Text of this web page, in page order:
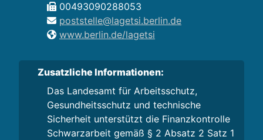
00493090288053
poststelle@lagetsi.berlin.de
www.berlin.de/lagetsi
Zusatzliche Informationen:
Das Landesamt für Arbeitsschutz,
Gesundheitsschutz und technische
Sicherheit unterstützt die Finanzkontrolle
Schwarzarbeit gemäß § 2 Absatz 2 Satz 1